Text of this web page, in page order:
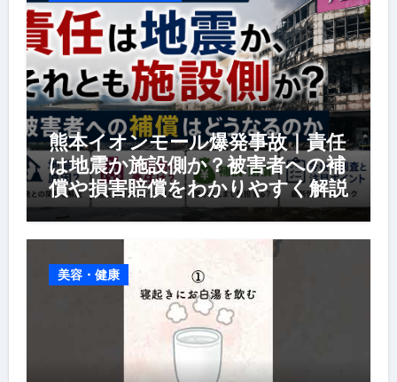
熊本イオンモール爆発事故｜責任
は地震か施設側か？被害者への補
償や損害賠償をわかりやすく解説
美容・健康